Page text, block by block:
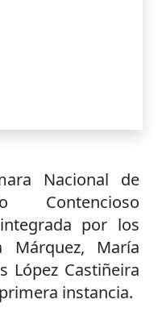
Nacional de
por los
Márquez, María
López Castiñeira
instancia.